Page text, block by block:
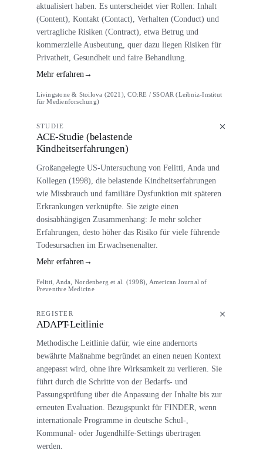
aktualisiert haben. Es unterscheidet vier Rollen: Inhalt
(Content), Kontakt (Contact), Verhalten (Conduct) und
vertragliche Risiken (Contract), etwa Betrug und
kommerzielle Ausbeutung, quer dazu liegen Risiken für
Privatheit, Gesundheit und faire Behandlung.
Mehr erfahren→
Livingstone & Stoilova (2021), CO:RE / SSOAR (Leibniz-Institut
für Medienforschung)
STUDIE
ACE-Studie (belastende
Kindheitserfahrungen)
Großangelegte US-Untersuchung von Felitti, Anda und
Kollegen (1998), die belastende Kindheitserfahrungen
wie Missbrauch und familiäre Dysfunktion mit späteren
Erkrankungen verknüpfte. Sie zeigte einen
dosisabhängigen Zusammenhang: Je mehr solcher
Erfahrungen, desto höher das Risiko für viele führende
Todesursachen im Erwachsenenalter.
Mehr erfahren→
Felitti, Anda, Nordenberg et al. (1998), American Journal of
Preventive Medicine
REGISTER
ADAPT-Leitlinie
Methodische Leitlinie dafür, wie eine andernorts
bewährte Maßnahme begründet an einen neuen Kontext
angepasst wird, ohne ihre Wirksamkeit zu verlieren. Sie
führt durch die Schritte von der Bedarfs- und
Passungsprüfung über die Anpassung der Inhalte bis zur
erneuten Evaluation. Bezugspunkt für FINDER, wenn
internationale Programme in deutsche Schul-,
Kommunal- oder Jugendhilfe-Settings übertragen
werden.